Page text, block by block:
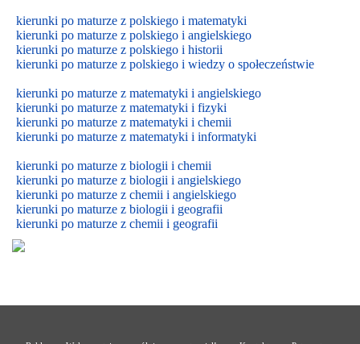
kierunki po maturze z polskiego i matematyki
kierunki po maturze z polskiego i angielskiego
kierunki po maturze z polskiego i historii
kierunki po maturze z polskiego i wiedzy o społeczeństwie
kierunki po maturze z matematyki i angielskiego
kierunki po maturze z matematyki i fizyki
kierunki po maturze z matematyki i chemii
kierunki po maturze z matematyki i informatyki
kierunki po maturze z biologii i chemii
kierunki po maturze z biologii i angielskiego
kierunki po maturze z chemii i angielskiego
kierunki po maturze z biologii i geografii
kierunki po maturze z chemii i geografii